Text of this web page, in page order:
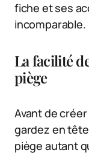
fiche et ses
incomparable.
La facilité
piège
Avant de
gardez en
piège autant